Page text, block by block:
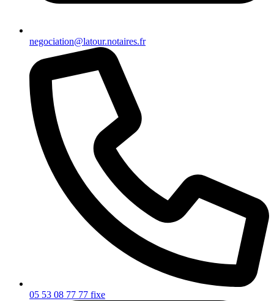
negociation@latour.notaires.fr
05 53 08 77 77 fixe